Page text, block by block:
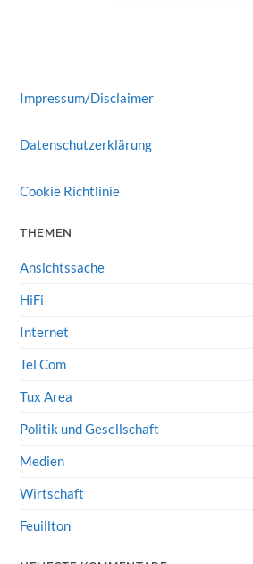
Impressum/Disclaimer
Datenschutzerklärung
Cookie Richtlinie
THEMEN
Ansichtssache
HiFi
Internet
Tel Com
Tux Area
Politik und Gesellschaft
Medien
Wirtschaft
Feuillton